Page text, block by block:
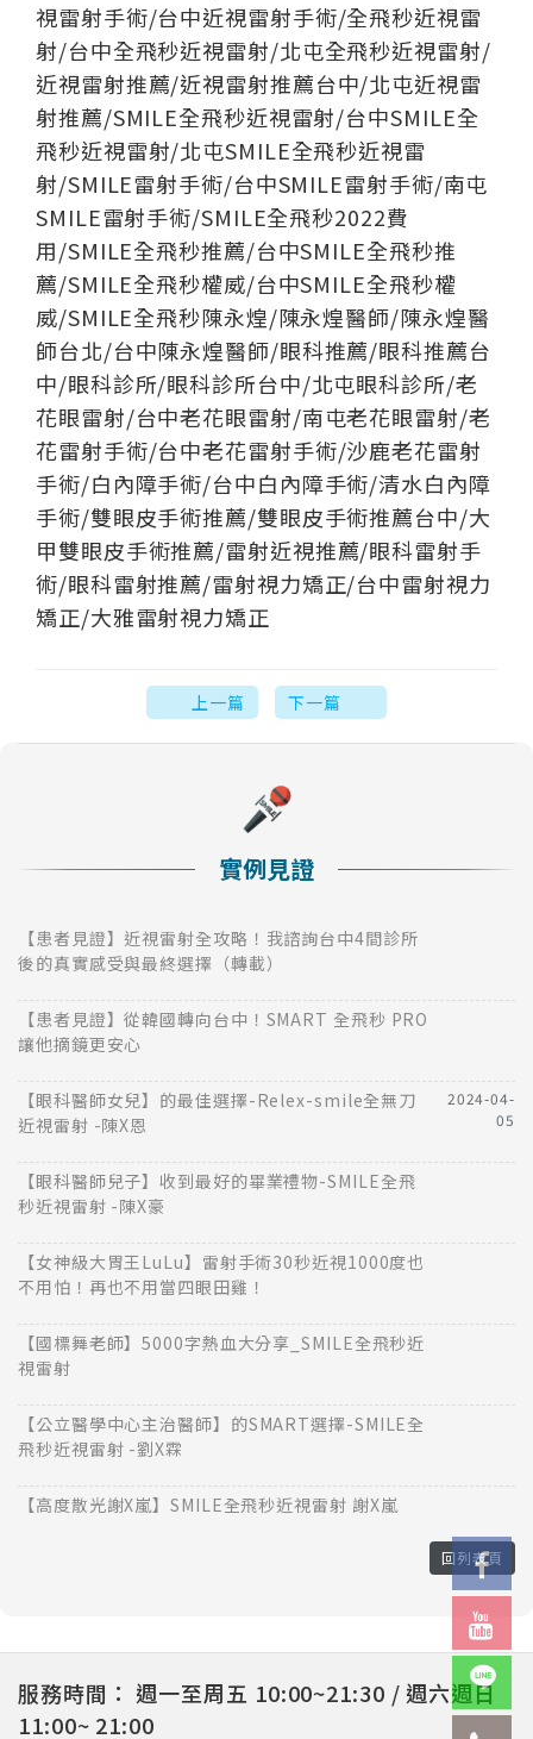
視雷射手術/台中近視雷射手術/全飛秒近視雷
射/台中全飛秒近視雷射/北屯全飛秒近視雷射/
近視雷射推薦/近視雷射推薦台中/北屯近視雷
射推薦/SMILE全飛秒近視雷射/台中SMILE全
飛秒近視雷射/北屯SMILE全飛秒近視雷
射/SMILE雷射手術/台中SMILE雷射手術/南屯
SMILE雷射手術/SMILE全飛秒2022費
用/SMILE全飛秒推薦/台中SMILE全飛秒推
薦/SMILE全飛秒權威/台中SMILE全飛秒權
威/SMILE全飛秒陳永煌/陳永煌醫師/陳永煌醫
師台北/台中陳永煌醫師/眼科推薦/眼科推薦台
中/眼科診所/眼科診所台中/北屯眼科診所/老
花眼雷射/台中老花眼雷射/南屯老花眼雷射/老
花雷射手術/台中老花雷射手術/沙鹿老花雷射
手術/白內障手術/台中白內障手術/清水白內障
手術/雙眼皮手術推薦/雙眼皮手術推薦台中/大
甲雙眼皮手術推薦/雷射近視推薦/眼科雷射手
術/眼科雷射推薦/雷射視力矯正/台中雷射視力
矯正/大雅雷射視力矯正
上一篇 下一篇
實例見證
【患者見證】近視雷射全攻略！我諮詢台中4間診所
後的真實感受與最終選擇（轉載）
【患者見證】從韓國轉向台中！SMART 全飛秒 PRO
讓他摘鏡更安心
【眼科醫師女兒】的最佳選擇-Relex-smile全無刀
近視雷射 -陳X恩
2024-04-
05
【眼科醫師兒子】收到最好的畢業禮物-SMILE全飛
秒近視雷射 -陳X豪
【女神級大胃王LuLu】雷射手術30秒近視1000度也
不用怕！再也不用當四眼田雞！
【國標舞老師】5000字熱血大分享_SMILE全飛秒近
視雷射
【公立醫學中心主治醫師】的SMART選擇-SMILE全
飛秒近視雷射 -劉X霖
【高度散光謝X嵐】SMILE全飛秒近視雷射 謝X嵐
回列表頁
服務時間： 週一至周五 10:00~21:30 / 週六週日
11:00~ 21:00